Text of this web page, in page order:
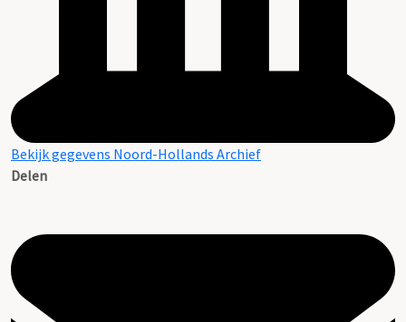
Bekijk gegevens Noord-Hollands Archief
Delen